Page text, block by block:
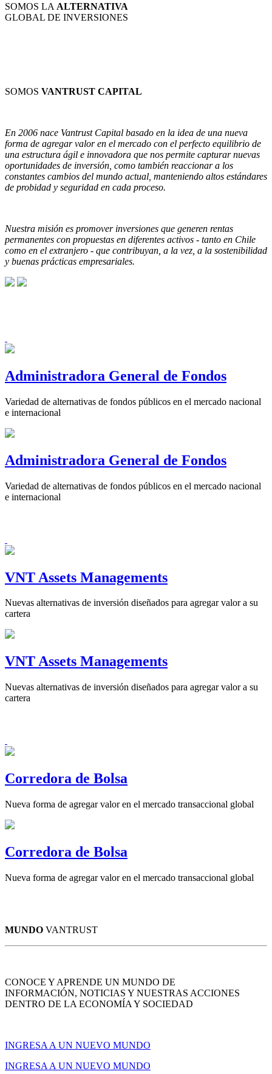
SOMOS LA ALTERNATIVA
GLOBAL DE INVERSIONES
SOMOS VANTRUST CAPITAL
En 2006 nace Vantrust Capital basado en la idea de una nueva
forma de agregar valor en el mercado con el perfecto equilibrio de
una estructura ágil e innovadora que nos permite capturar nuevas
oportunidades de inversión, como también reaccionar a los
constantes cambios del mundo actual, manteniendo altos estándares
de probidad y seguridad en cada proceso.
Nuestra misión es promover inversiones que generen rentas
permanentes con propuestas en diferentes activos - tanto en Chile
como en el extranjero - que contribuyan, a la vez, a la sostenibilidad
y buenas prácticas empresariales.
Administradora General de Fondos
Variedad de alternativas de fondos públicos en el mercado nacional
e internacional
Administradora General de Fondos
Variedad de alternativas de fondos públicos en el mercado nacional
e internacional
VNT Assets Managements
Nuevas alternativas de inversión diseñados para agregar valor a su
cartera
VNT Assets Managements
Nuevas alternativas de inversión diseñados para agregar valor a su
cartera
Corredora de Bolsa
Nueva forma de agregar valor en el mercado transaccional global
Corredora de Bolsa
Nueva forma de agregar valor en el mercado transaccional global
MUNDO VANTRUST
CONOCE Y APRENDE UN MUNDO DE
INFORMACIÓN, NOTICIAS Y NUESTRAS ACCIONES
DENTRO DE LA ECONOMÍA Y SOCIEDAD
INGRESA A UN NUEVO MUNDO
INGRESA A UN NUEVO MUNDO